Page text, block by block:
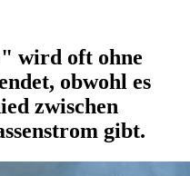
wird oft ohne
obwohl es
zwischen
gibt.